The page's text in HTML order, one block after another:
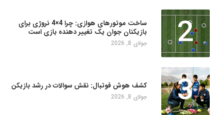
2
ساخت موتورهای هوازی: چرا 4×4 نروژی برای
بازیکنان جوان یک تغییر دهنده بازی است
جولای 8, 2026
3 کشف هوش فوتبال: نقش سوالات در رشد بازیکن
جولای 8, 2026